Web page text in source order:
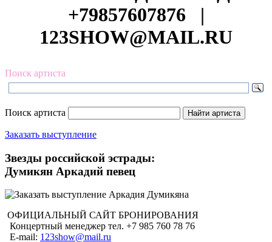
+79857607876
|
123SHOW@MAIL.RU
Поиск артиста
Поиск артиста
Заказать выступление
Звезды российской эстрады:
Думикян Аркадий певец
ОФИЦИАЛЬНЫЙ САЙТ БРОНИРОВАНИЯ
Концертный менеджер тел. +7 985 760 78 76
E-mail: 123show@mail.ru